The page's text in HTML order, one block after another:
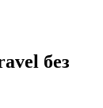
без